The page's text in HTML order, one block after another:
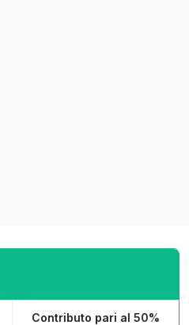
Contributo pari al 50%